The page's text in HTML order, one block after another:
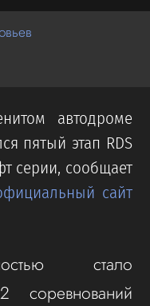
автодроме
пятый этап RDS
серии, сообщает
сайт
стало
соревнований